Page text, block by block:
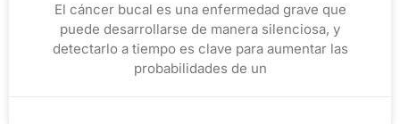
El cáncer bucal es una enfermedad grave que
puede desarrollarse de manera silenciosa, y
detectarlo a tiempo es clave para aumentar las
probabilidades de un